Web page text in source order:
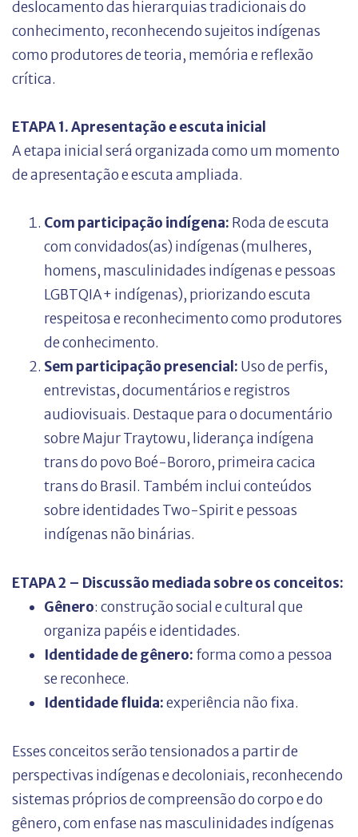
deslocamento das hierarquias tradicionais do
conhecimento, reconhecendo sujeitos indígenas
como produtores de teoria, memória e reflexão
crítica.
ETAPA 1. Apresentação e escuta inicial
A etapa inicial será organizada como um momento
de apresentação e escuta ampliada.
Com participação indígena: Roda de escuta
com convidados(as) indígenas (mulheres,
homens, masculinidades indígenas e pessoas
LGBTQIA+ indígenas), priorizando escuta
respeitosa e reconhecimento como produtores
de conhecimento.
Sem participação presencial: Uso de perfis,
entrevistas, documentários e registros
audiovisuais. Destaque para o documentário
sobre Majur Traytowu, liderança indígena
trans do povo Boé-Bororo, primeira cacica
trans do Brasil. Também inclui conteúdos
sobre identidades Two-Spirit e pessoas
indígenas não binárias.
ETAPA 2 – Discussão mediada sobre os conceitos:
Gênero: construção social e cultural que
organiza papéis e identidades.
Identidade de gênero: forma como a pessoa
se reconhece.
Identidade fluida:experiência não fixa.
Esses conceitos serão tensionados a partir de
perspectivas indígenas e decoloniais, reconhecendo
sistemas próprios de compreensão do corpo e do
gênero, com enfase nas masculinidades indígenas